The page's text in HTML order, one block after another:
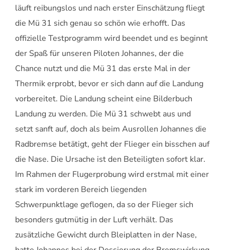
läuft reibungslos und nach erster Einschätzung fliegt
die Mü 31 sich genau so schön wie erhofft. Das
offizielle Testprogramm wird beendet und es beginnt
der Spaß für unseren Piloten Johannes, der die
Chance nutzt und die Mü 31 das erste Mal in der
Thermik erprobt, bevor er sich dann auf die Landung
vorbereitet. Die Landung scheint eine Bilderbuch
Landung zu werden. Die Mü 31 schwebt aus und
setzt sanft auf, doch als beim Ausrollen Johannes die
Radbremse betätigt, geht der Flieger ein bisschen auf
die Nase. Die Ursache ist den Beteiligten sofort klar.
Im Rahmen der Flugerprobung wird erstmal mit einer
stark im vorderen Bereich liegenden
Schwerpunktlage geflogen, da so der Flieger sich
besonders gutmütig in der Luft verhält. Das
zusätzliche Gewicht durch Bleiplatten in der Nase,